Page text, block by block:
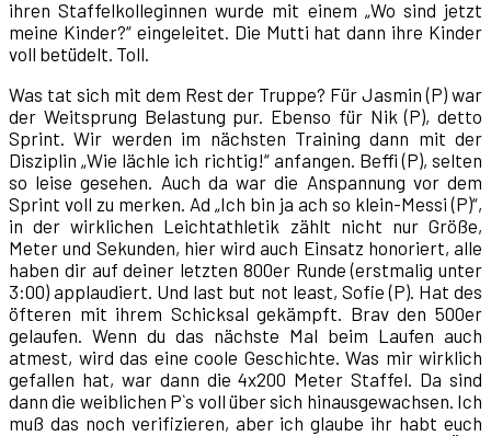
ihren Staffelkolleginnen wurde mit einem „Wo sind jetzt
meine Kinder?“ eingeleitet. Die Mutti hat dann ihre Kinder
voll betüdelt. Toll.
Was tat sich mit dem Rest der Truppe? Für Jasmin (P) war
der Weitsprung Belastung pur. Ebenso für Nik (P), detto
Sprint. Wir werden im nächsten Training dann mit der
Disziplin „Wie lächle ich richtig!“ anfangen. Beffi (P), selten
so leise gesehen. Auch da war die Anspannung vor dem
Sprint voll zu merken. Ad „Ich bin ja ach so klein-Messi (P)“,
in der wirklichen Leichtathletik zählt nicht nur Größe,
Meter und Sekunden, hier wird auch Einsatz honoriert, alle
haben dir auf deiner letzten 800er Runde (erstmalig unter
3:00) applaudiert. Und last but not least, Sofie (P). Hat des
öfteren mit ihrem Schicksal gekämpft. Brav den 500er
gelaufen. Wenn du das nächste Mal beim Laufen auch
atmest, wird das eine coole Geschichte. Was mir wirklich
gefallen hat, war dann die 4x200 Meter Staffel. Da sind
dann die weiblichen P`s voll über sich hinausgewachsen. Ich
muß das noch verifizieren, aber ich glaube ihr habt euch